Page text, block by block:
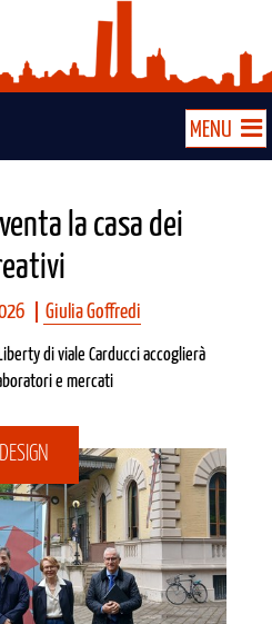
MENU
la casa dei
Giulia Goffredi
di viale Carducci accoglierà
e mercati
DESIGN